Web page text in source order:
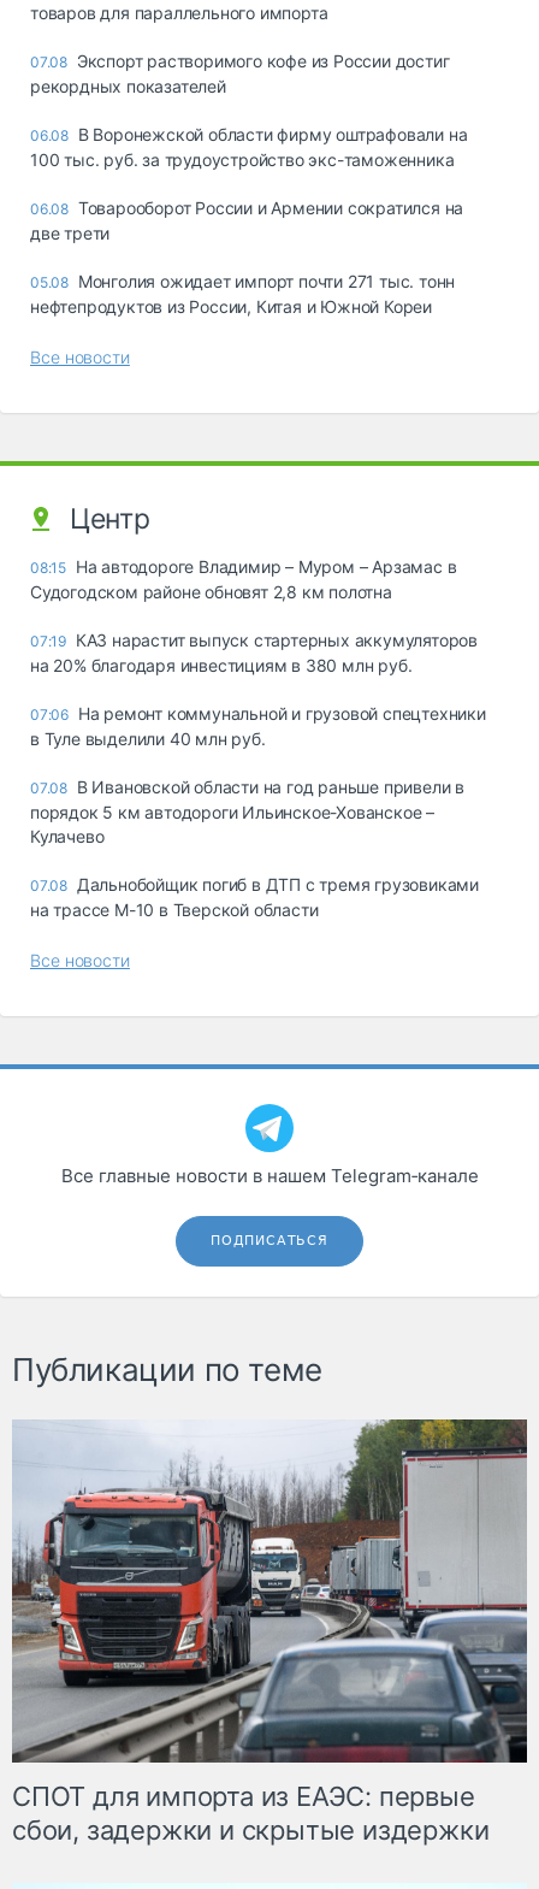
товаров для параллельного импорта
07.08 Экспорт растворимого кофе из России достиг
рекордных показателей
06.08 В Воронежской области фирму оштрафовали на
100 тыс. руб. за трудоустройство экс-таможенника
06.08 Товарооборот России и Армении сократился на
две трети
05.08 Монголия ожидает импорт почти 271 тыс. тонн
нефтепродуктов из России, Китая и Южной Кореи
Все новости
Центр
08:15 На автодороге Владимир – Муром – Арзамас в
Судогодском районе обновят 2,8 км полотна
07:19 КАЗ нарастит выпуск стартерных аккумуляторов
на 20% благодаря инвестициям в 380 млн руб.
07:06 На ремонт коммунальной и грузовой спецтехники
в Туле выделили 40 млн руб.
07.08 В Ивановской области на год раньше привели в
порядок 5 км автодороги Ильинское-Хованское –
Кулачево
07.08 Дальнобойщик погиб в ДТП с тремя грузовиками
на трассе М-10 в Тверской области
Все новости
Все главные новости в нашем Telegram‑канале
ПОДПИСАТЬСЯ
Публикации по теме
СПОТ для импорта из ЕАЭС: первые
сбои, задержки и скрытые издержки